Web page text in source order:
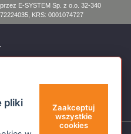
E-SYSTEM Sp. z o.o. 32-340
KRS: 0001074727
do piątku w godzinach 8:00 – 17:00
pliki
Zaakceptuj
wszystkie
cookies